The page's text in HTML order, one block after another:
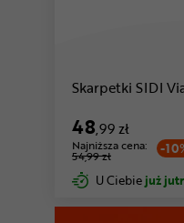
Skarpetki SIDI
48,99 zł
-
Najniższa cena:
54,99 zł
U Ciebie już